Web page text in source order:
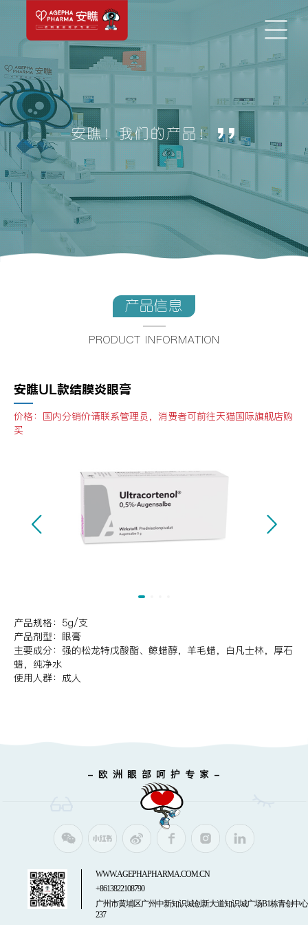
安瞧！我们的产品！ ,,
产品信息
PRODUCT INFORMATION
安瞧UL款结膜炎眼膏
价格：国内分销价请联系管理员，消费者可前往天猫国际旗舰店购
买
产品规格：5g/支
产品剂型：眼膏
主要成分：强的松龙特戊酸酯、鲸蜡醇，羊毛蜡，白凡士林，厚石
蜡，纯净水
使用人群：成人
- 欧 洲 眼 部 呵 护 专 家 -
WWW.AGEPHAPHARMA.COM.CN
+8613822108790
广州市黄埔区广州中新知识城创新大道知识城广场B1栋青创中心
237